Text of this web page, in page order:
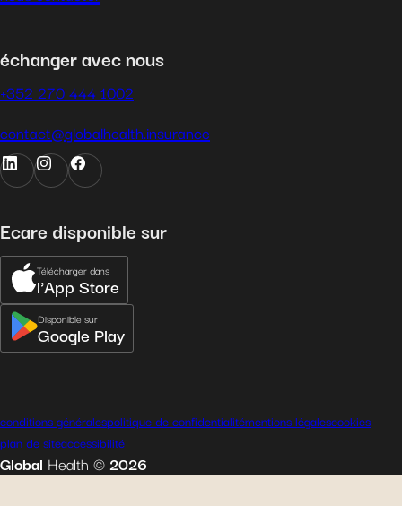
échanger avec nous
+352 270 444 1002
contact@globalhealth.insurance
Ecare disponible sur
Télécharger dans
l'App Store
Disponible sur
Google Play
Global Health ©2026
conditions généralespolitique de confidentialitémentions légalescookies
plan de siteaccessibilité